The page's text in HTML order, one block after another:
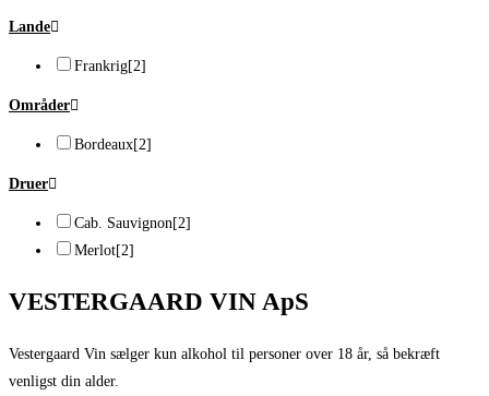
Lande
Frankrig[2]
Områder
Bordeaux[2]
Druer
Cab. Sauvignon[2]
Merlot[2]
VESTERGAARD VIN ApS
Vestergaard Vin sælger kun alkohol til personer over 18 år, så bekræft
venligst din alder.